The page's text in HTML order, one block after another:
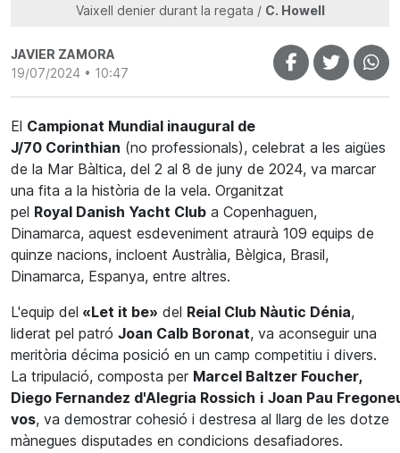
Vaixell denier durant la regata / C. Howell
JAVIER ZAMORA
19/07/2024 • 10:47
El Campionat Mundial inaugural de
J/70 Corinthian (no professionals), celebrat a les aigües
de la Mar Bàltica, del 2 al 8 de juny de 2024, va marcar
una fita a la història de la vela. Organitzat
pel Royal Danish Yacht Club a Copenhaguen,
Dinamarca, aquest esdeveniment atraurà 109 equips de
quinze nacions, incloent Austràlia, Bèlgica, Brasil,
Dinamarca, Espanya, entre altres.
L'equip del «Let it be» del Reial Club Nàutic Dénia,
liderat pel patró Joan Calb Boronat, va aconseguir una
meritòria décima posició en un camp competitiu i divers.
La tripulació, composta per Marcel Baltzer Foucher,
Diego Fernandez d'Alegria Rossich i Joan Pau
vos, va demostrar cohesió i destresa al llarg de les dotze
mànegues disputades en condicions desafiadores.